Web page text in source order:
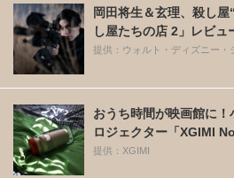
岡田将生＆玄理、殺し
し屋たちの店 2」レビュ
提供：ウォルト・ディズニー・
おうち時間が映画館に
ロジェクター「XGIMI
提供：XGIMI